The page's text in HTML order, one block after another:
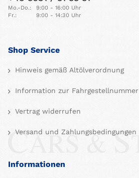
Mo.-Do.:
9:00 - 16:00 Uhr
Fr.:
9:00 - 14:30 Uhr
Shop Service
Hinweis gemäß Altölverordnung
Information zur Fahrgestellnummer
Vertrag widerrufen
Versand und Zahlungsbedingungen
Informationen